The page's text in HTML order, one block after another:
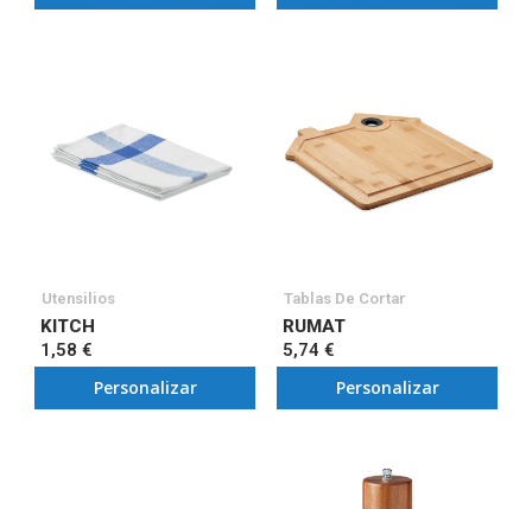
Utensilios
KITCH
1,58 €
Personalizar
Tablas De Cortar
RUMAT
5,74 €
Personalizar